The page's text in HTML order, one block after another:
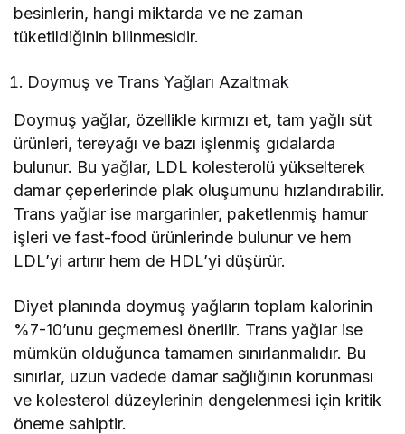
besinlerin, hangi miktarda ve ne zaman
tüketildiğinin bilinmesidir.
Doymuş ve Trans Yağları Azaltmak
Doymuş yağlar, özellikle kırmızı et, tam yağlı süt
ürünleri, tereyağı ve bazı işlenmiş gıdalarda
bulunur. Bu yağlar, LDL kolesterolü yükselterek
damar çeperlerinde plak oluşumunu hızlandırabilir.
Trans yağlar ise margarinler, paketlenmiş hamur
işleri ve fast-food ürünlerinde bulunur ve hem
LDL’yi artırır hem de HDL’yi düşürür.
Diyet planında doymuş yağların toplam kalorinin
%7-10’unu geçmemesi önerilir. Trans yağlar ise
mümkün olduğunca tamamen sınırlanmalıdır. Bu
sınırlar, uzun vadede damar sağlığının korunması
ve kolesterol düzeylerinin dengelenmesi için kritik
öneme sahiptir.